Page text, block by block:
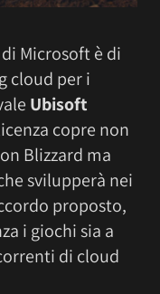
Microsoft è di
cloud per i
Ubisoft
copre non
Blizzard ma
svilupperà nei
proposto,
i giochi sia a
di cloud